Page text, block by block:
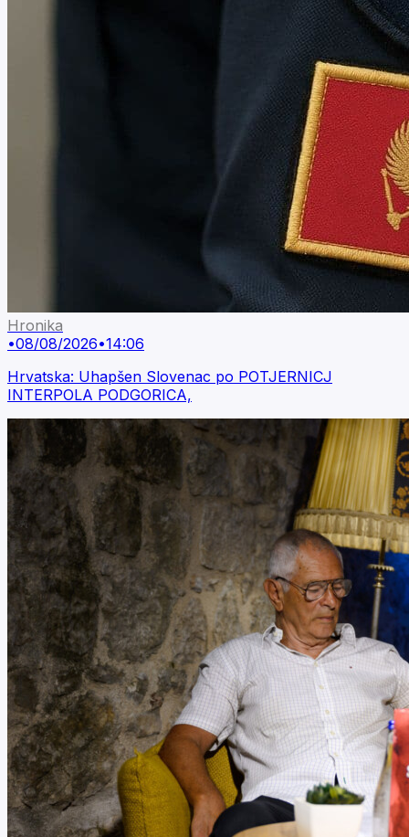
Hronika
•08/08/2026•14:06
Hrvatska: Uhapšen Slovenac po POTJERNICJ
INTERPOLA PODGORICA,